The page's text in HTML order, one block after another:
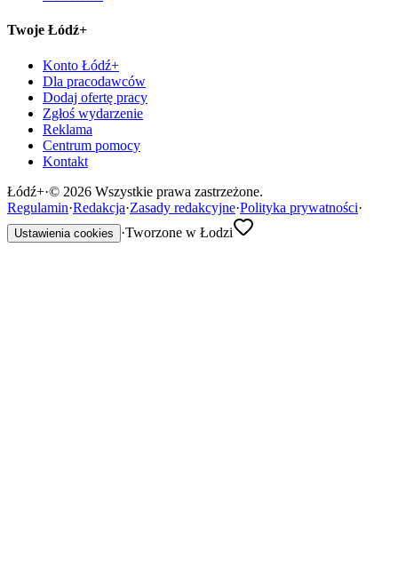
Twoje Łódź+
Konto Łódź+
Dla pracodawców
Dodaj ofertę pracy
Zgłoś wydarzenie
Reklama
Centrum pomocy
Kontakt
Łódź+·© 2026 Wszystkie prawa zastrzeżone.
Regulamin·Redakcja·Zasady redakcyjne·Polityka prywatności·
Ustawienia cookies ·Tworzone w Łodzi